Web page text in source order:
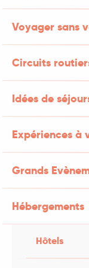
Voyager sans
Circuits
Idées de
Expériences à
Grands
Hébergements
Hôtels
!
votre